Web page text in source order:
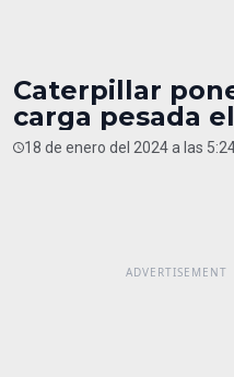
Caterpillar
carga pesada
18 de enero del 2024 a las